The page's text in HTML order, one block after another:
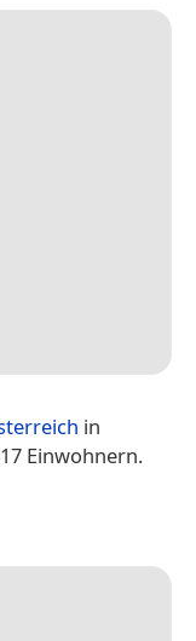
in
Einwohnern.